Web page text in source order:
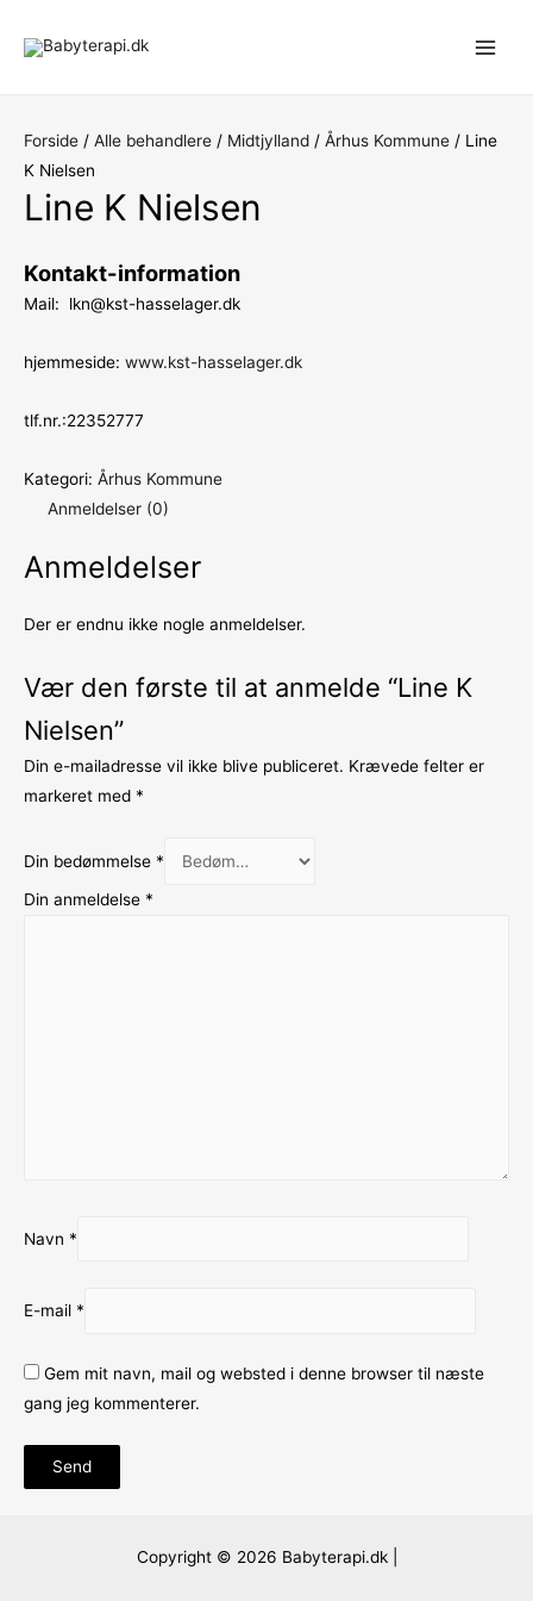
Forside / Alle behandlere / Midtjylland / Århus Kommune / Line
K Nielsen
Line K Nielsen
Kontakt-information
Mail: lkn@kst-hasselager.dk
hjemmeside: www.kst-hasselager.dk
tlf.nr.:22352777
Kategori: Århus Kommune
Anmeldelser (0)
Anmeldelser
Der er endnu ikke nogle anmeldelser.
Vær den første til at anmelde “Line K
Nielsen”
Din e-mailadresse vil ikke blive publiceret. Krævede felter er
markeret med *
Din bedømmelse *
Din anmeldelse *
Navn *
E-mail *
Gem mit navn, mail og websted i denne browser til næste
gang jeg kommenterer.
Copyright © 2026 Babyterapi.dk |